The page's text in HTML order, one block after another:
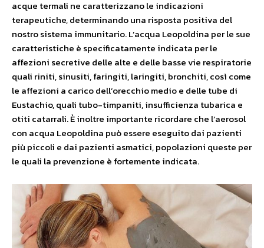
acque termali ne caratterizzano le indicazioni
terapeutiche, determinando una risposta positiva del
nostro sistema immunitario. L’acqua Leopoldina per le sue
caratteristiche è specificatamente indicata per le
affezioni secretive delle alte e delle basse vie respiratorie
quali riniti, sinusiti, faringiti, laringiti, bronchiti, così come
le affezioni a carico dell’orecchio medio e delle tube di
Eustachio, quali tubo-timpaniti, insufficienza tubarica e
otiti catarrali. È inoltre importante ricordare che l’aerosol
con acqua Leopoldina può essere eseguito dai pazienti
più piccoli e dai pazienti asmatici, popolazioni queste per
le quali la prevenzione è fortemente indicata.